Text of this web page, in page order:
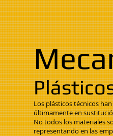
Los plásticos técnicos
últimamente en
No todos los materiales
representando en las